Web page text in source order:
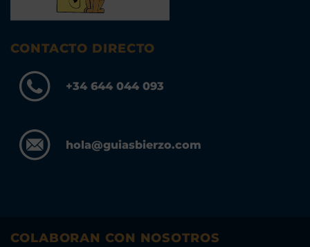
CONTACTO DIRECTO
+34 644 044 093
hola@guiasbierzo.com
COLABORAN CON NOSOTROS